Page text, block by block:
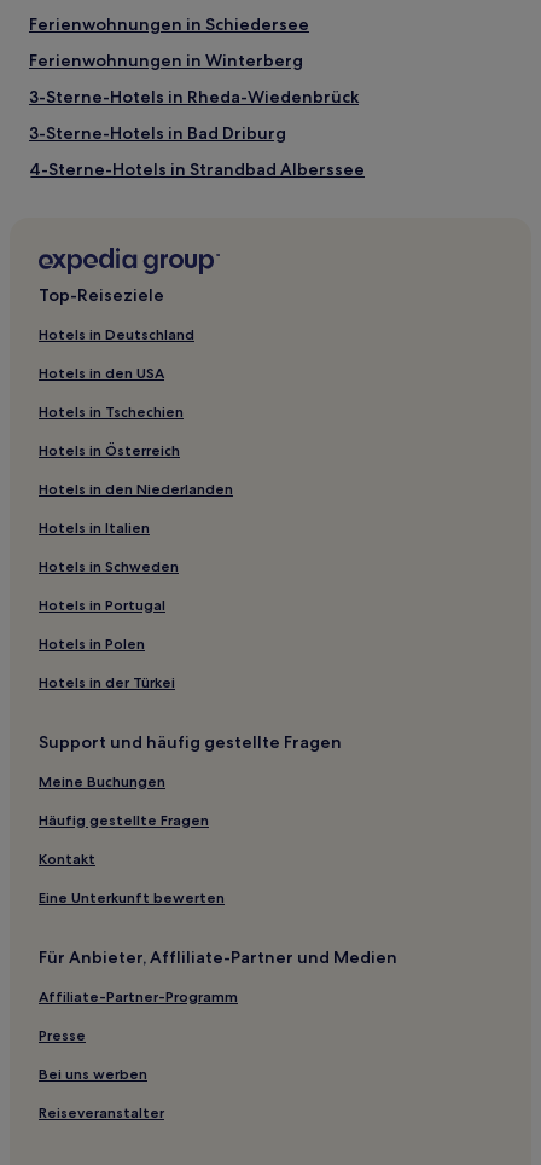
Ferienwohnungen in Schiedersee
Ferienwohnungen in Winterberg
3-Sterne-Hotels in Rheda-Wiedenbrück
3-Sterne-Hotels in Bad Driburg
4-Sterne-Hotels in Strandbad Alberssee
Neuenkirchen Hotels
Hotels nahe Klimapark Rietberg
Hotels nahe Kurpark
Kühlsen Hotels
Lippstadt Hotels
Erwitte Hotels
Sennelager Hotels
Landkreis Paderborn: Hotels
Hotels nahe Warsteiner Welt
Helmern Hotels
Hagen Hotels
Kaunitz Hotels
Hotels nahe Bahnhof Scherfede
Brilon Hotels
Heringhausen Hotels
Bestwig Hotels
Hotels nahe Benteler-Arena
Hotels nahe Paderborn Hauptbahnhof
Hotels nahe Bahnhof Hövelriege
Hotels nahe Teutoburger Wald
Top-Reiseziele
Hotels in Deutschland
Hotels in den USA
Hotels in Tschechien
Hotels in Österreich
Hotels in den Niederlanden
Hotels in Italien
Hotels in Schweden
Hotels in Portugal
Hotels in Polen
Hotels in der Türkei
Support und häufig gestellte Fragen
Meine Buchungen
Häufig gestellte Fragen
Kontakt
Eine Unterkunft bewerten
Für Anbieter, Affliliate-Partner und Medien
Affiliate-Partner-Programm
Presse
Bei uns werben
Reiseveranstalter